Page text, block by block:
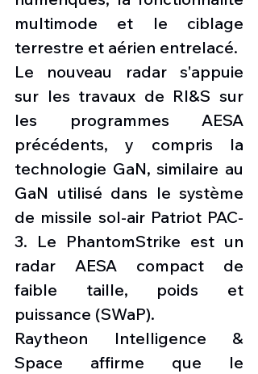
multimode et le ciblage
terrestre et aérien entrelacé.
Le nouveau radar s'appuie
sur les travaux de RI&S sur
les programmes AESA
précédents, y compris la
technologie GaN, similaire au
GaN utilisé dans le système
de missile sol-air Patriot PAC-
3. Le PhantomStrike est un
radar AESA compact de
faible taille, poids et
puissance (SWaP).
Raytheon Intelligence &
Space affirme que le